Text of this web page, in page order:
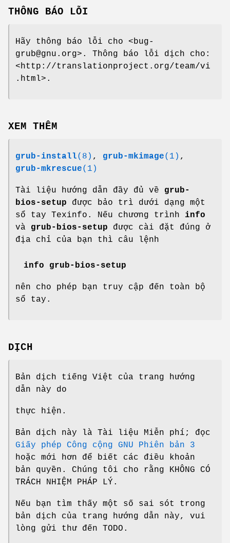
THÔNG BÁO LỖI
Hãy thông báo lỗi cho <bug-
grub@gnu.org>. Thông báo lỗi dịch cho:
<http://translationproject.org/team/vi
.html>.
XEM THÊM
grub-install(8) , grub-mkimage(1) ,
grub-mkrescue(1)
Tài liệu hướng dẫn đầy đủ về grub-
bios-setup được bảo trì dưới dạng một
sổ tay Texinfo. Nếu chương trình info
và grub-bios-setup được cài đặt đúng ở
địa chỉ của bạn thì câu lệnh
info grub-bios-setup
nên cho phép bạn truy cập đến toàn bộ
sổ tay.
DỊCH
Bản dịch tiếng Việt của trang hướng
dẫn này do
thực hiện.
Bản dịch này là Tài liệu Miễn phí; đọc
Giấy phép Công cộng GNU Phiên bản 3
hoặc mới hơn để biết các điều khoản
bản quyền. Chúng tôi cho rằng KHÔNG CÓ
TRÁCH NHIỆM PHÁP LÝ.
Nếu bạn tìm thấy một số sai sót trong
bản dịch của trang hướng dẫn này, vui
lòng gửi thư đến TODO.